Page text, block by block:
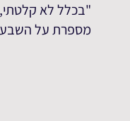
"בכלל לא
מספרת על